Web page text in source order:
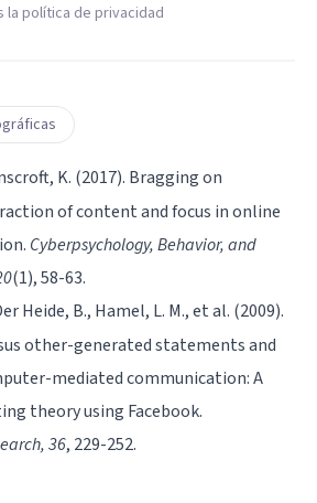
política de privacidad
K. (2017). Bragging on
of content and focus in online
Cyberpsychology, Behavior, and
(1), 58-63.
Heide, B., Hamel, L. M., et al. (2009).
other-generated statements and
mediated communication: A
theory using Facebook.
36, 229-252.